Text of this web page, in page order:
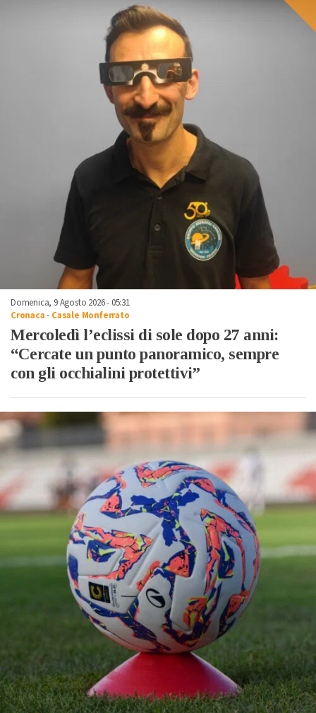
Domenica, 9 Agosto 2026 - 05:31
Cronaca- Casale Monferrato
Mercoledì l’eclissi di sole dopo 27 anni:
“Cercate un punto panoramico, sempre
con gli occhialini protettivi”